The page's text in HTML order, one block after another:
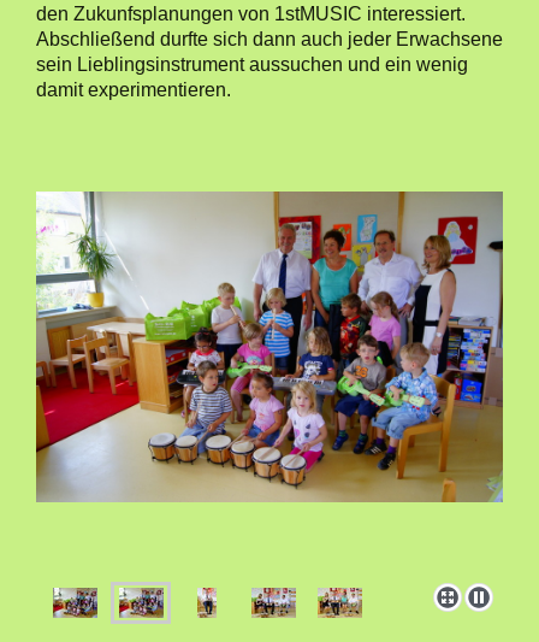
den Zukunfsplanungen von 1stMUSIC interessiert.
Abschließend durfte sich dann auch jeder Erwachsene
sein Lieblingsinstrument aussuchen und ein wenig
damit experimentieren.